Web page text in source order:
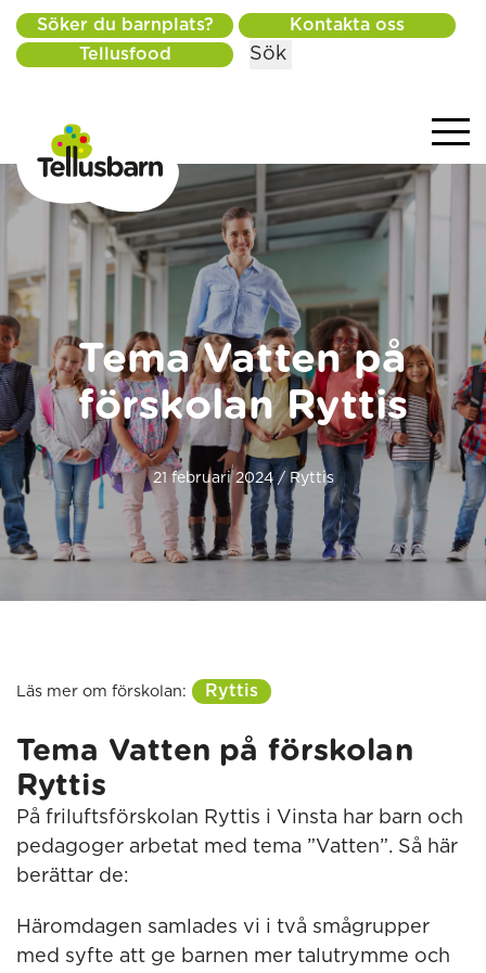
Söker du barnplats?
Kontakta oss
Tellusfood
Sök
Tema Vatten på
förskolan Ryttis
21 februari 2024 / Ryttis
Läs mer om förskolan: Ryttis
Tema Vatten på förskolan
Ryttis
På friluftsförskolan Ryttis i Vinsta har barn och
pedagoger arbetat med tema ”Vatten”. Så här
berättar de:
Häromdagen samlades vi i två smågrupper
med syfte att ge barnen mer talutrymme och